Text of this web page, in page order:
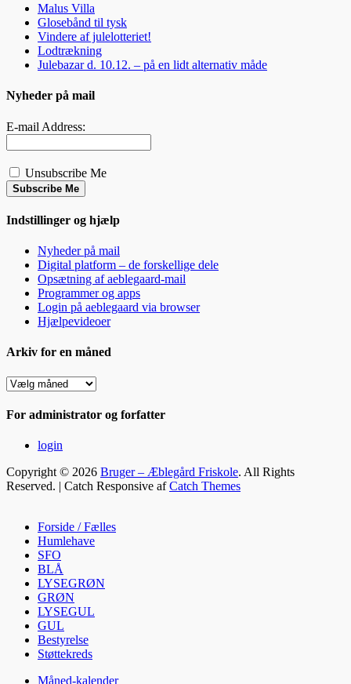
Malus Villa
Glosebånd til tysk
Vindere af julelotteriet!
Lodtrækning
Julebazar d. 10.12. – på en lidt alternativ måde
Nyheder på mail
E-mail Address:
Unsubscribe Me
Subscribe Me
Indstillinger og hjælp
Nyheder på mail
Digital platform – de forskellige dele
Opsætning af aeblegaard-mail
Programmer og apps
Login på aeblegaard via browser
Hjælpevideoer
Arkiv for en måned
Arkiv
en
For administrator og forfatter
login
Copyright © 2026 Bruger – Æblegård Friskole. All Rights
Reserved. | Catch Responsive afCatch Themes
Forside / Fælles
Humlehave
SFO
BLÅ
LYSEGRØN
GRØN
LYSEGUL
GUL
Bestyrelse
Støttekreds
Måned-kalender